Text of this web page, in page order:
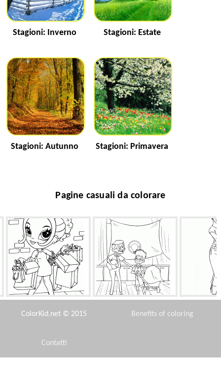
Stagioni: Inverno Stagioni: Estate
Stagioni: Autunno Stagioni: Primavera
Pagine casuali da colorare
Shopping veloce
Salone Internazionale delle
Taranee
ColorKid.net © 2015 Benefits of coloring
Contatti